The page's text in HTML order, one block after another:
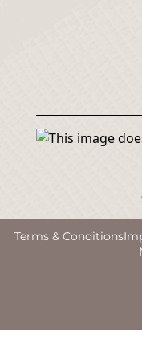
Terms & Conditions